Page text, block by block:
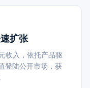
扩张
收入，依托产品驱
登陆公开市场，获